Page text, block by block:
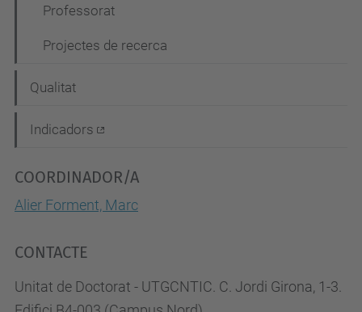
Professorat
Projectes de recerca
Qualitat
Indicadors
COORDINADOR/A
Alier Forment, Marc
CONTACTE
Unitat de Doctorat - UTGCNTIC. C. Jordi Girona, 1-3.